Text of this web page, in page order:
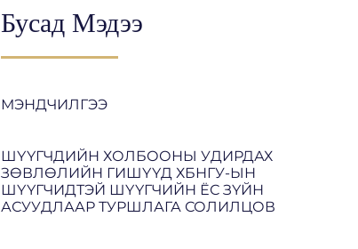
Бусад Мэдээ
МЭНДЧИЛГЭЭ
ШҮҮГЧДИЙН ХОЛБООНЫ УДИРДАХ
ЗӨВЛӨЛИЙН ГИШҮҮД ХБНГУ-ЫН
ШҮҮГЧИДТЭЙ ШҮҮГЧИЙН ЁС ЗҮЙН
АСУУДЛААР ТУРШЛАГА СОЛИЛЦОВ